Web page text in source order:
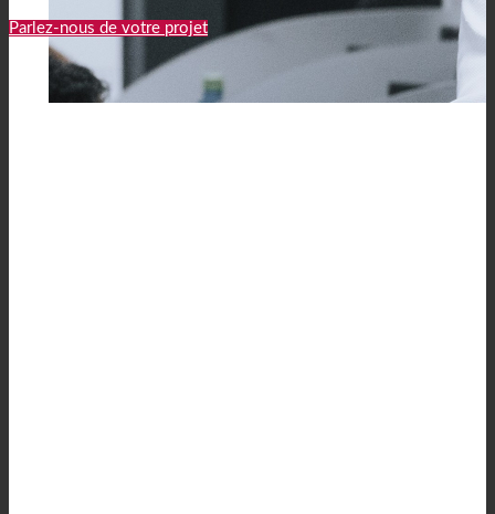
Parlez-nous de votre projet